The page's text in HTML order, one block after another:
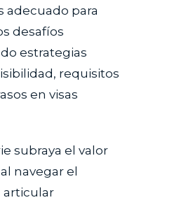
adecuado para
desafíos
estrategias
requisitos
en visas
subraya el valor
navegar el
articular